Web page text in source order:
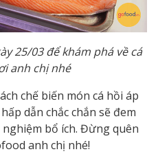
25/03 để khám phá về cá
anh chị nhé
chế biến món cá hồi áp
dẫn chắc chắn sẽ đem
bổ ích. Đừng quên
anh chị nhé!